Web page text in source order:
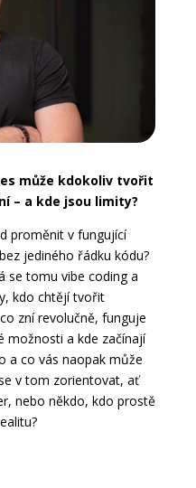
může kdokoliv tvořit
– a kde jsou limity?
proměnit v fungující
jediného řádku kódu?
se tomu vibe coding a
kdo chtějí tvořit
zní revolučně, funguje
možnosti a kde začínají
a co vás naopak může
v tom zorientovat, ať
nebo někdo, kdo prostě